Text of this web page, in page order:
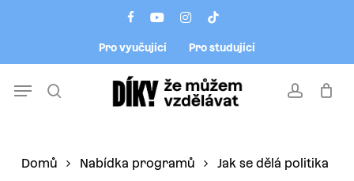
facebookyoutubeinstagram
tiktok
Pro vyučující Pro studující
account
Menu
Domů Nabídka programů
Jak se dělá politika